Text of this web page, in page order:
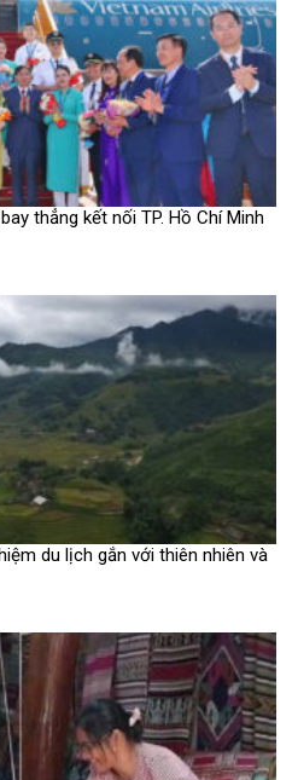
thẳng kết nối TP. Hồ Chí Minh
du lịch gắn với thiên nhiên và